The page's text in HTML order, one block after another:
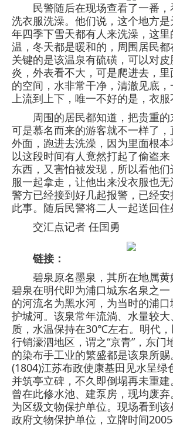
民警随后在现场查看了一番，
洗衣服洗澡。他们说，这个地方
年四季下雪天都有人来洗澡，这
温，冬天都是暖和的，周围居民都
关键的是该温泉有硫磺，可以对
炎，外表看不大，可是爬进去，
的空间，水非常干净，清澈见底
上流到上下，唯一不好的是，衣服
周围的居民都知道，把贵重的
可是慕名而来的游客就不一样了
外面，跑进去洗澡，因为里面根
以这段时间有人竟然打起了偷盗
东西，又害怕被发现，所以看他
服一起拿走，让他出来没衣服也
警方已经接到好几起报警，已经
此事。随后民警将二人一起送回住
交汇点记者 任国勇
链接：
碧泉原名墨泉，其所在地属黄
碧泉在明代即为浦口城东名泉之
的河流名为黑水河，为当时的浦
护城河。该泉常年流淌、水量较
质，水温保持在30℃左右。明代
行销濠泗地区，谓之“京青”，东门
的染布手工业的繁盛都是该泉所
(1804)江苏布政使康基田见水呈绿
并筑亭立碑，不久即倒塌再未重建
曾在此修水池、建泵房，现均废
为区级文物保护单位。现场看到
政府文物保护单位，立牌时间2005